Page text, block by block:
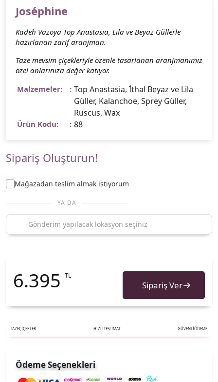
Joséphine
Kadeh Vazoya Top Anastasia, Lila ve Beyaz Güllerle
hazırlanan zarif aranjman.
Taze mevsim çiçekleriyle özenle tasarlanan aranjmanımız
özel anlarınıza değer katıyor.
Malzemeler:
Top Anastasia, İthal Beyaz ve Lila
Güller, Kalanchoe, Sprey Güller,
Ruscus, Wax
Ürün Kodu: 88
Sipariş Oluşturun!
Mağazadan teslim almak istiyorum
YA DA
6.395 TL
Sipariş Ver
TAZEÇİÇEKLER HIZLITESLİMAT GÜVENLİÖDEME
Ödeme Seçenekleri